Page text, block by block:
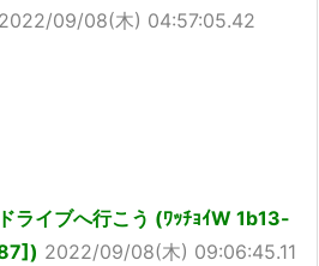
2022/09/08(木) 04:57:05.42
ライブへ行こう (ﾜｯﾁｮｲW 1b13-
2022/09/08(木) 09:06:45.11